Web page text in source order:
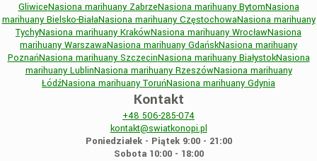
GliwiceNasiona marihuany ZabrzeNasiona marihuany BytomNasiona
marihuany Bielsko-BiałaNasiona marihuany CzęstochowaNasiona marihuany
TychyNasiona marihuany KrakówNasiona marihuany WrocławNasiona
marihuany WarszawaNasiona marihuany GdańskNasiona marihuany
PoznańNasiona marihuany SzczecinNasiona marihuany BiałystokNasiona
marihuany LublinNasiona marihuany RzeszówNasiona marihuany
ŁódźNasiona marihuany ToruńNasiona marihuany Gdynia
Kontakt
+48 506-285-074
kontakt@swiatkonopi.pl
Poniedziałek - Piątek 9:00 - 21:00
Sobota 10:00 - 18:00